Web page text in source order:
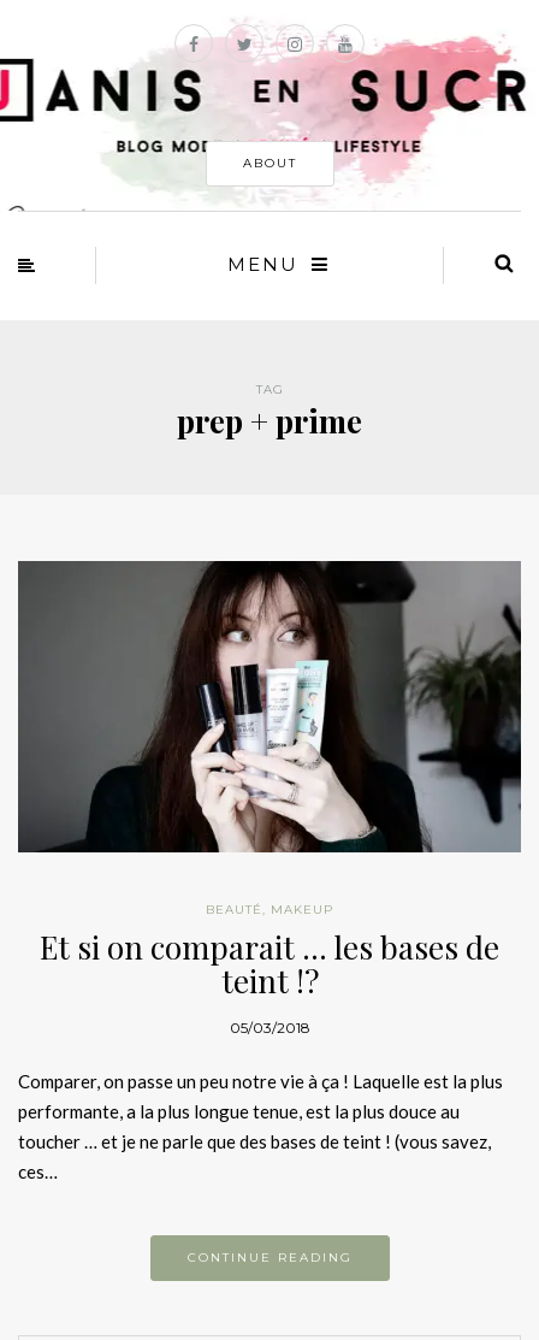
ABOUT
MENU
TAG
prep + prime
BEAUTÉ, MAKEUP
Et si on comparait … les bases de
teint !?
05/03/2018
Comparer, on passe un peu notre vie à ça ! Laquelle est la plus
performante, a la plus longue tenue, est la plus douce au
toucher … et je ne parle que des bases de teint ! (vous savez,
ces…
CONTINUE READING